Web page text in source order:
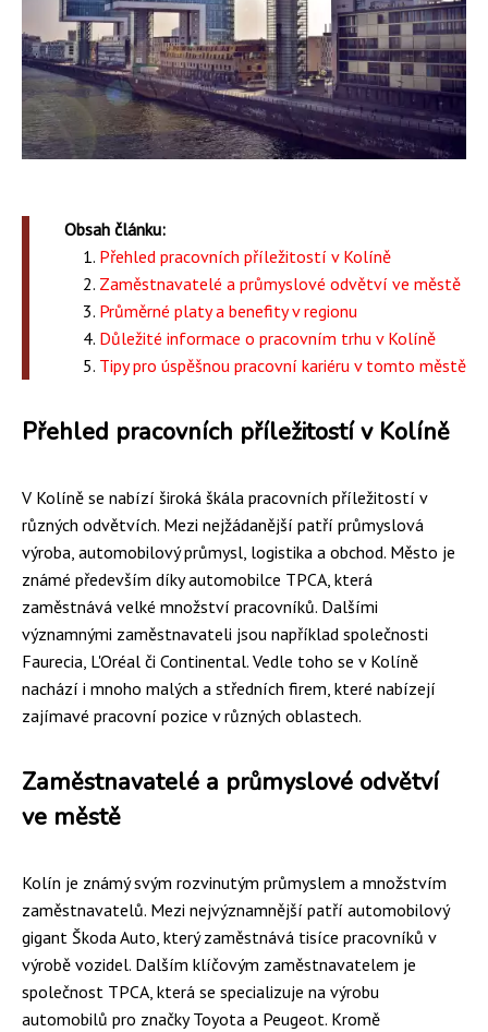
Obsah článku:
Přehled pracovních příležitostí v Kolíně
Zaměstnavatelé a průmyslové odvětví ve městě
Průměrné platy a benefity v regionu
Důležité informace o pracovním trhu v Kolíně
Tipy pro úspěšnou pracovní kariéru v tomto městě
Přehled pracovních příležitostí v Kolíně
V Kolíně se nabízí široká škála pracovních příležitostí v
různých odvětvích. Mezi nejžádanější patří průmyslová
výroba, automobilový průmysl, logistika a obchod. Město je
známé především díky automobilce TPCA, která
zaměstnává velké množství pracovníků. Dalšími
významnými zaměstnavateli jsou například společnosti
Faurecia, L'Oréal či Continental. Vedle toho se v Kolíně
nachází i mnoho malých a středních firem, které nabízejí
zajímavé pracovní pozice v různých oblastech.
Zaměstnavatelé a průmyslové odvětví
ve městě
Kolín je známý svým rozvinutým průmyslem a množstvím
zaměstnavatelů. Mezi nejvýznamnější patří automobilový
gigant Škoda Auto, který zaměstnává tisíce pracovníků v
výrobě vozidel. Dalším klíčovým zaměstnavatelem je
společnost TPCA, která se specializuje na výrobu
automobilů pro značky Toyota a Peugeot. Kromě